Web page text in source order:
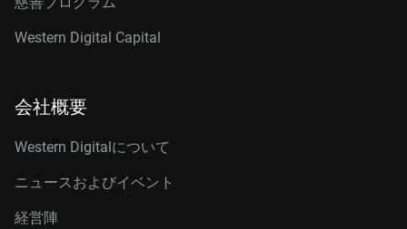
Western Digital Capital
会社概要
Western Digitalについて
ニュースおよびイベント
経営陣